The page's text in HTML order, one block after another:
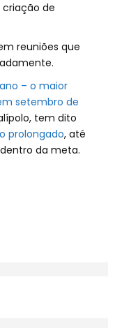
de
reuniões que
– o maior
setembro de
tem dito
prolongado, até
da meta.